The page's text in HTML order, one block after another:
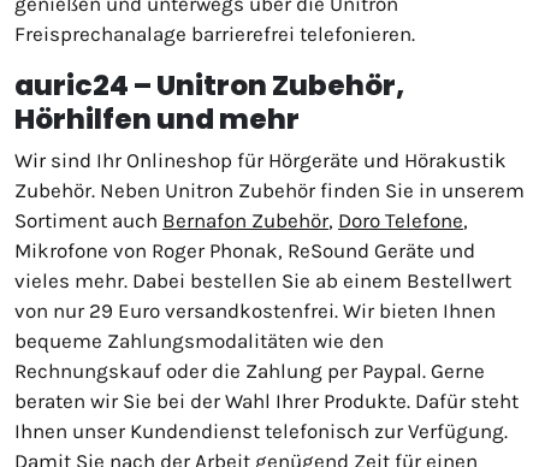
Freisprechanalage barrierefrei telefonieren.
auric24 – Unitron Zubehör,
Hörhilfen und mehr
Wir sind Ihr Onlineshop für Hörgeräte und Hörakustik
Zubehör. Neben Unitron Zubehör finden Sie in unserem
Sortiment auch Bernafon Zubehör, Doro Telefone,
Mikrofone von Roger Phonak, ReSound Geräte und
vieles mehr. Dabei bestellen Sie ab einem Bestellwert
von nur 29 Euro versandkostenfrei. Wir bieten Ihnen
bequeme Zahlungsmodalitäten wie den
Rechnungskauf oder die Zahlung per Paypal. Gerne
beraten wir Sie bei der Wahl Ihrer Produkte. Dafür steht
Ihnen unser Kundendienst telefonisch zur Verfügung.
Damit Sie nach der Arbeit genügend Zeit für einen